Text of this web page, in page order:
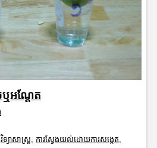
អណ្តែត
វិទ្យាសាស្រ្ត, ការស្វែងយល់ដោយការសង្កេត,